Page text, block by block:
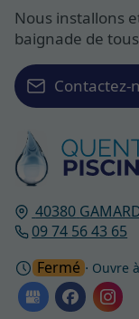
40380
09 74 56 43 65
Fermé ⋅ Ouvre
Nous installons
baignade de
Contactez-